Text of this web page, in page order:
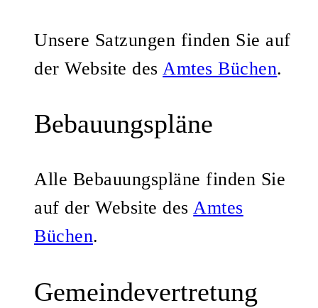
Unsere Satzungen finden Sie auf
der Website des Amtes Büchen.
Bebauungspläne
Alle Bebauungspläne finden Sie
auf der Website desAmtes
Büchen.
Gemeindevertretung